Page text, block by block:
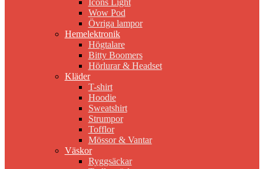
Icons Light
Wow Pod
Övriga lampor
Hemelektronik
Högtalare
Bitty Boomers
Hörlurar & Headset
Kläder
T-shirt
Hoodie
Sweatshirt
Strumpor
Tofflor
Mössor & Vantar
Väskor
Ryggsäckar